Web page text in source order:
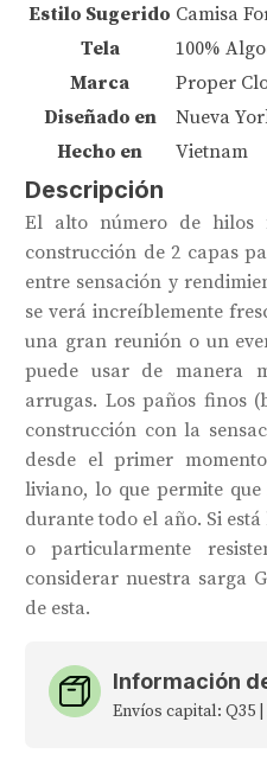
Estilo Sugerido Camisa
Tela
100%
Marca
Proper
Diseñado en
Nueva
Hecho en
Vietnam
Descripción
El alto número de hilos
construcción de 2 capas
entre sensación y
se verá increíblemente
una gran reunión o un
puede usar de manera
arrugas. Los paños finos
construcción con la
desde el primer
liviano, lo que permite
durante todo el año. Si
o particularmente
considerar nuestra sarga
de esta.
Información
Envíos capital: Q35